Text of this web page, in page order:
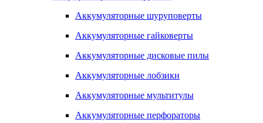
Аккумуляторные шуруповерты
Аккумуляторные гайковерты
Аккумуляторные дисковые пилы
Аккумуляторные лобзики
Аккумуляторные мультитулы
Аккумуляторные перфораторы